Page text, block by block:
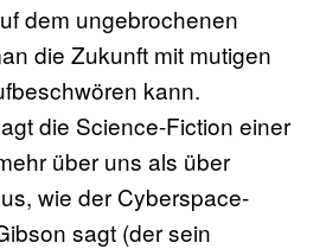
dem ungebrochenen
die Zukunft mit mutigen
kann.
die Science-Fiction einer
über uns als über
wie der Cyberspace-
sagt (der sein